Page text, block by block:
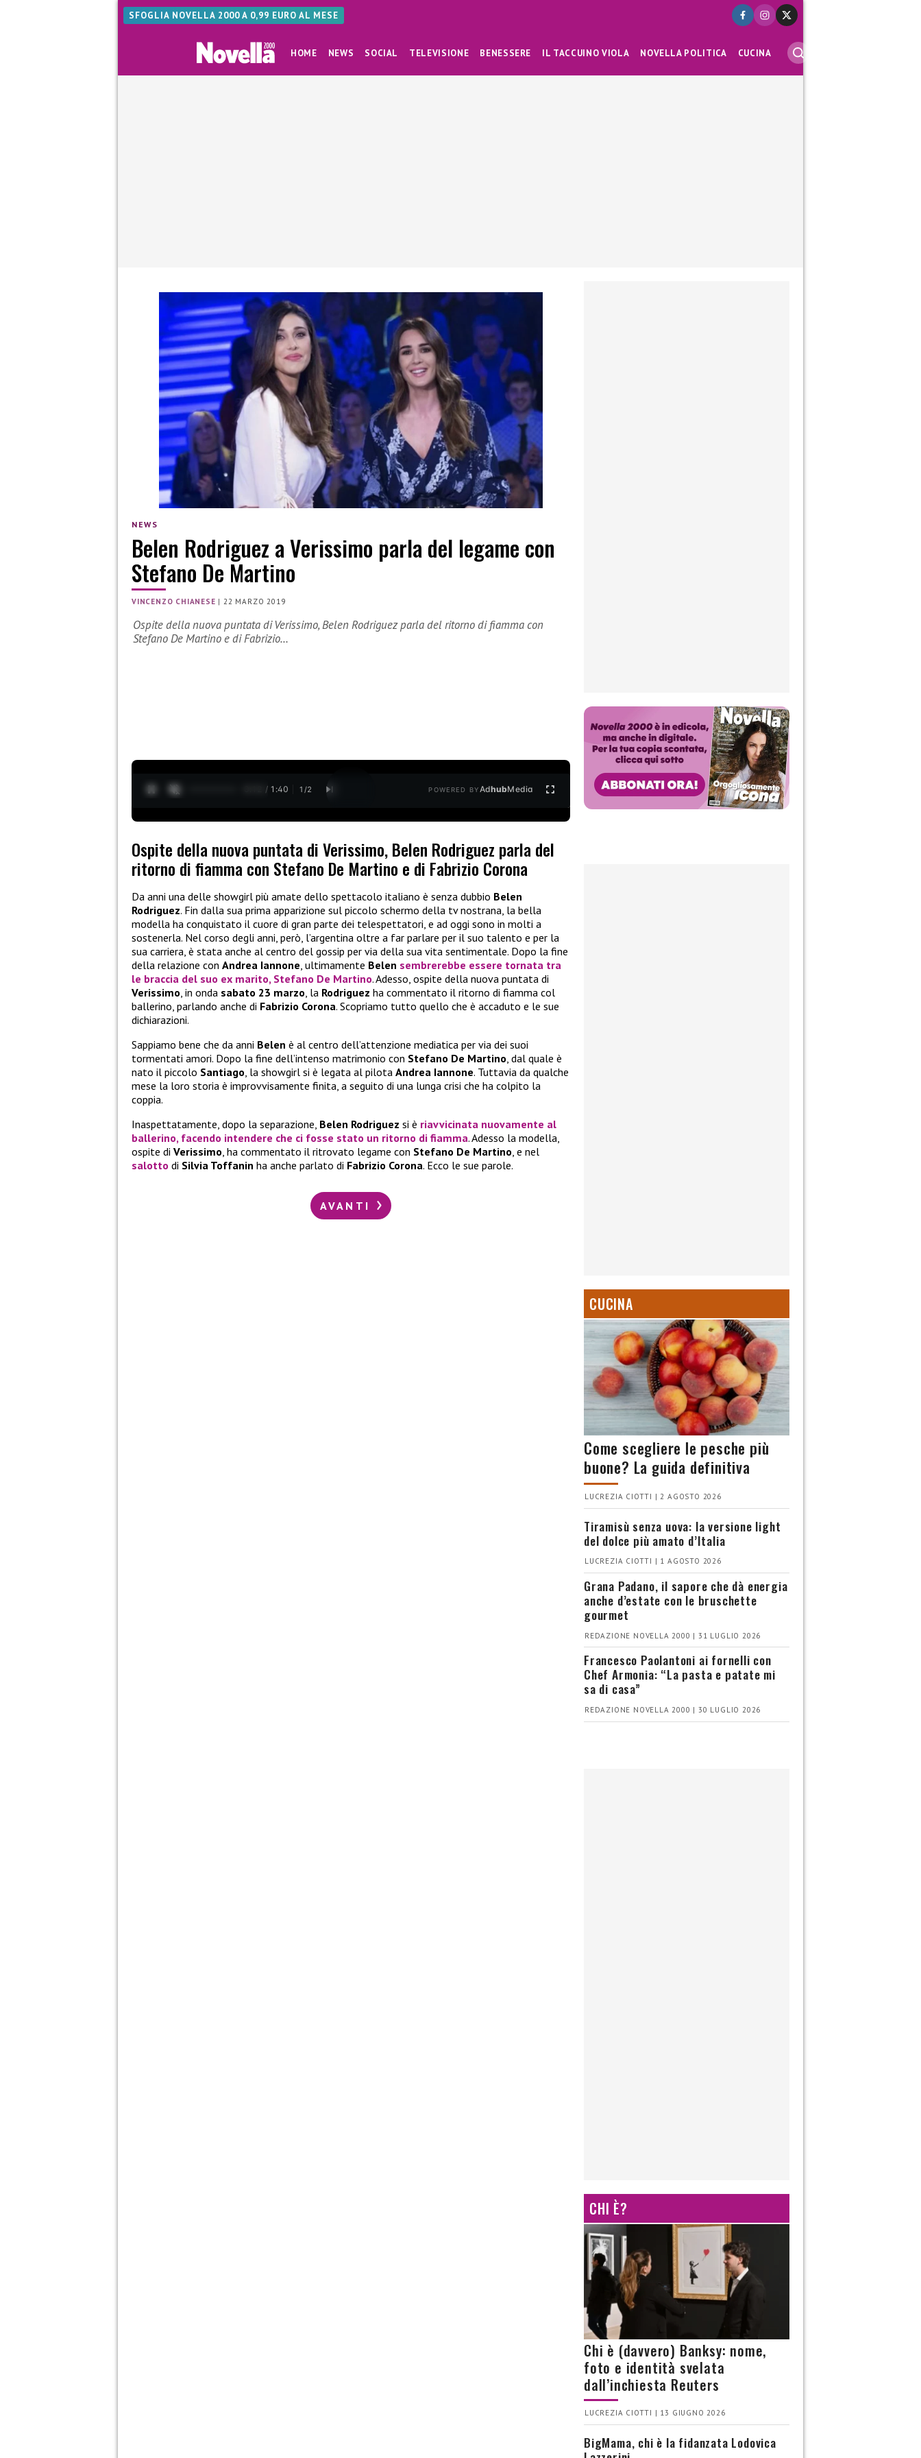
SFOGLIA NOVELLA 2000 A 0,99 EURO AL MESE
HOME NEWS SOCIAL TELEVISIONE BENESSERE IL TACCUINO VIOLA NOVELLA POLITICA CUCINA
NEWS
Belen Rodriguez a Verissimo parla del legame con
Stefano De Martino
VINCENZO CHIANESE |22 MARZO 2019
Ospite della nuova puntata di Verissimo, Belen Rodriguez parla del ritorno di fiamma con
Stefano De Martino e di Fabrizio…
0:13 / 1:40 1 /2 POWERED BYAdhubMedia
Ospite della nuova puntata di Verissimo, Belen Rodriguez parla del
ritorno di fiamma con Stefano De Martino e di Fabrizio Corona
Da anni una delle showgirl più amate dello spettacolo italiano è senza dubbio Belen
Rodriguez. Fin dalla sua prima apparizione sul piccolo schermo della tv nostrana, la bella
modella ha conquistato il cuore di gran parte dei telespettatori, e ad oggi sono in molti a
sostenerla. Nel corso degli anni, però, l’argentina oltre a far parlare per il suo talento e per la
sua carriera, è stata anche al centro del gossip per via della sua vita sentimentale. Dopo la fine
della relazione con Andrea Iannone, ultimamente Belen sembrerebbe essere tornata tra
le braccia del suo ex marito, Stefano De Martino. Adesso, ospite della nuova puntata di
Verissimo, in onda sabato 23 marzo, la Rodriguez ha commentato il ritorno di fiamma col
ballerino, parlando anche di Fabrizio Corona. Scopriamo tutto quello che è accaduto e le sue
dichiarazioni.
Sappiamo bene che da anni Belen è al centro dell’attenzione mediatica per via dei suoi
tormentati amori. Dopo la fine dell’intenso matrimonio con Stefano De Martino, dal quale è
nato il piccolo Santiago, la showgirl si è legata al pilota Andrea Iannone. Tuttavia da qualche
mese la loro storia è improvvisamente finita, a seguito di una lunga crisi che ha colpito la
coppia.
Inaspettatamente, dopo la separazione, Belen Rodriguez si è riavvicinata nuovamente al
ballerino, facendo intendere che ci fosse stato un ritorno di fiamma. Adesso la modella,
ospite di Verissimo, ha commentato il ritrovato legame con Stefano De Martino, e nel
salotto di Silvia Toffanin ha anche parlato di Fabrizio Corona. Ecco le sue parole.
AVANTI
CUCINA
Come scegliere le pesche più
buone? La guida definitiva
LUCREZIA CIOTTI | 2 AGOSTO 2026
Tiramisù senza uova: la versione light
del dolce più amato d’Italia
LUCREZIA CIOTTI | 1 AGOSTO 2026
Grana Padano, il sapore che dà energia
anche d’estate con le bruschette
gourmet
REDAZIONE NOVELLA 2000 | 31 LUGLIO 2026
Francesco Paolantoni ai fornelli con
Chef Armonia: “La pasta e patate mi
sa di casa”
REDAZIONE NOVELLA 2000 | 30 LUGLIO 2026
CHI È?
Chi è (davvero) Banksy: nome,
foto e identità svelata
dall’inchiesta Reuters
LUCREZIA CIOTTI | 13 GIUGNO 2026
BigMama, chi è la fidanzata Lodovica